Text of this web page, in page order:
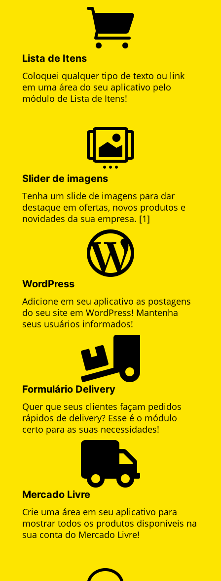

Lista de Itens
Coloquei qualquer tipo de texto ou link
em uma área do seu aplicativo pelo
módulo de Lista de Itens!

Slider de imagens
Tenha um slide de imagens para dar
destaque em ofertas, novos produtos e
novidades da sua empresa. [1]

WordPress
Adicione em seu aplicativo as postagens
do seu site em WordPress! Mantenha
seus usuários informados!

Formulário Delivery
Quer que seus clientes façam pedidos
rápidos de delivery? Esse é o módulo
certo para as suas necessidades!

Mercado Livre
Crie uma área em seu aplicativo para
mostrar todos os produtos disponíveis na
sua conta do Mercado Livre!